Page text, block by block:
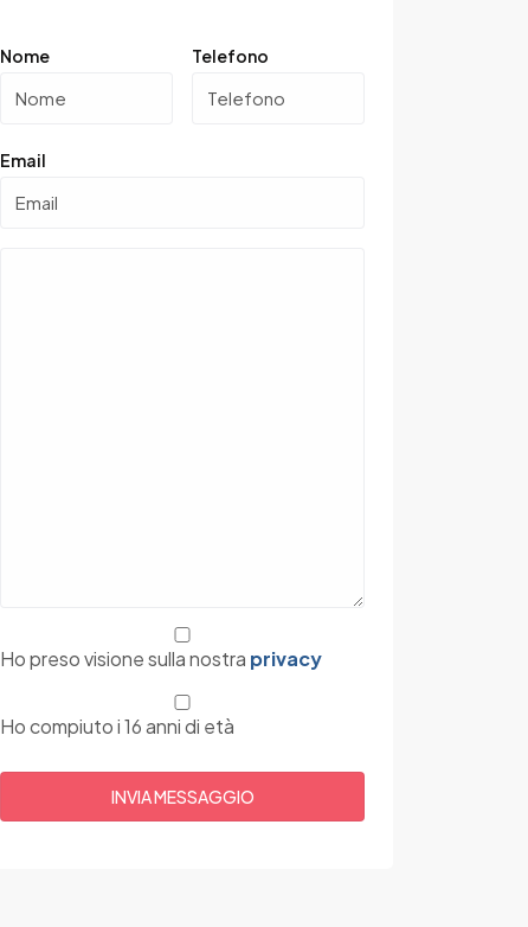
Nome Telefono
Email
Ho preso visione sulla nostra privacy
Ho compiuto i 16 anni di età